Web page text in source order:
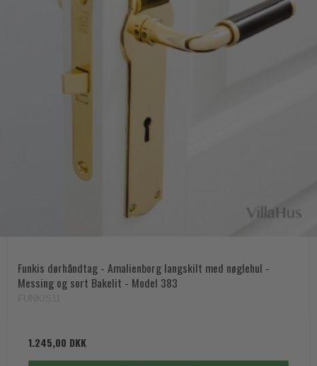
Funkis dørhåndtag - Amalienborg langskilt med nøglehul -
Messing og sort Bakelit - Model 383
1.245,00 DKK